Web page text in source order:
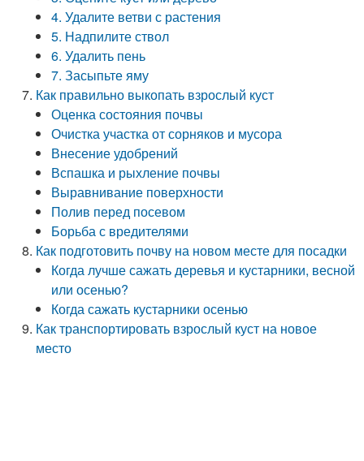
4. Удалите ветви с растения
5. Надпилите ствол
6. Удалить пень
7. Засыпьте яму
Как правильно выкопать взрослый куст
Оценка состояния почвы
Очистка участка от сорняков и мусора
Внесение удобрений
Вспашка и рыхление почвы
Выравнивание поверхности
Полив перед посевом
Борьба с вредителями
Как подготовить почву на новом месте для посадки
Когда лучше сажать деревья и кустарники, весной
или осенью?
Когда сажать кустарники осенью
Как транспортировать взрослый куст на новое
место